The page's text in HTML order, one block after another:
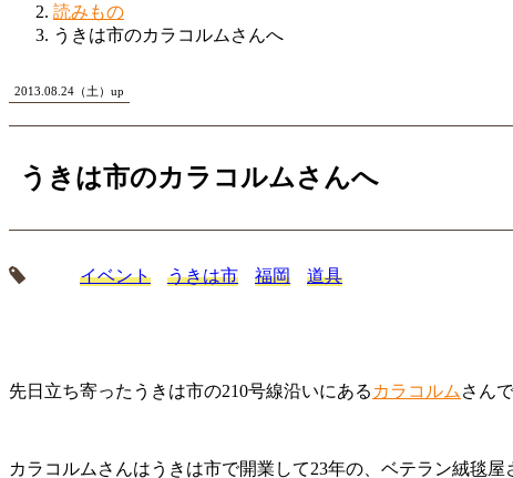
読みもの
うきは市のカラコルムさんへ
2013.08.24（土）up
うきは市のカラコルムさんへ
イベント うきは市 福岡 道具
先日立ち寄ったうきは市の210号線沿いにある カラコルム さん
カラコルムさんはうきは市で開業して23年の、ベテラン絨毯